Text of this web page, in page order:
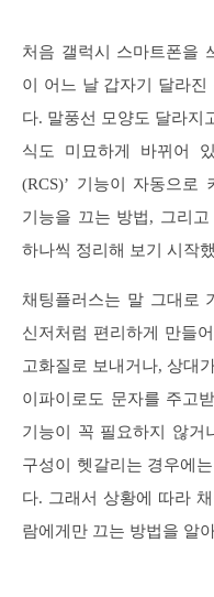
처음 갤럭시 스마트폰을
이 어느 날 갑자기 달라진
다. 말풍선 모양도 달라지
식도 미묘하게 바뀌어
(RCS)’ 기능이 자동으로
기능을 끄는 방법, 그리
하나씩 정리해 보기 시작
채팅플러스는 말 그대로
신저처럼 편리하게 만들
고화질로 보내거나, 상대
이파이로도 문자를 주고
기능이 꼭 필요하지 않거
구성이 헷갈리는 경우에
다. 그래서 상황에 따라
람에게만 끄는 방법을 알